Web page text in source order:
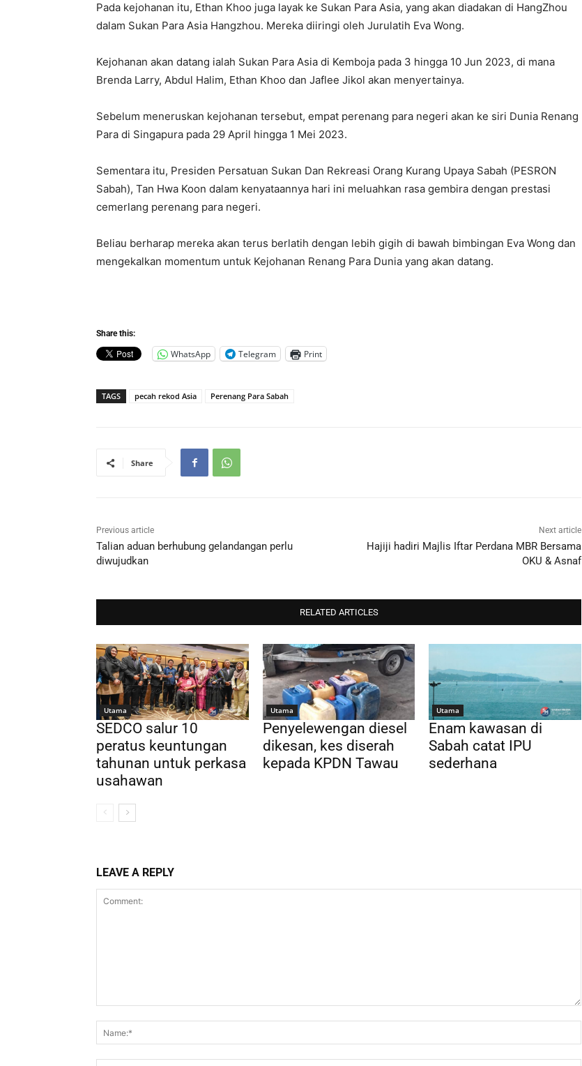
Pada kejohanan itu, Ethan Khoo juga layak ke Sukan Para Asia, yang akan diadakan di HangZhou
dalam Sukan Para Asia Hangzhou. Mereka diiringi oleh Jurulatih Eva Wong.
Kejohanan akan datang ialah Sukan Para Asia di Kemboja pada 3 hingga 10 Jun 2023, di mana
Brenda Larry, Abdul Halim, Ethan Khoo dan Jaflee Jikol akan menyertainya.
Sebelum meneruskan kejohanan tersebut, empat perenang para negeri akan ke siri Dunia Renang
Para di Singapura pada 29 April hingga 1 Mei 2023.
Sementara itu, Presiden Persatuan Sukan Dan Rekreasi Orang Kurang Upaya Sabah (PESRON
Sabah), Tan Hwa Koon dalam kenyataannya hari ini meluahkan rasa gembira dengan prestasi
cemerlang perenang para negeri.
Beliau berharap mereka akan terus berlatih dengan lebih gigih di bawah bimbingan Eva Wong dan
mengekalkan momentum untuk Kejohanan Renang Para Dunia yang akan datang.
Share this:
WhatsApp Telegram Print
TAGS pecah rekod Asia Perenang Para Sabah
Share
Previous article
Talian aduan berhubung gelandangan perlu
diwujudkan
Next article
Hajiji hadiri Majlis Iftar Perdana MBR Bersama
OKU & Asnaf
RELATED ARTICLES
Utama
SEDCO salur 10
peratus keuntungan
tahunan untuk perkasa
usahawan
Utama
Penyelewengan diesel
dikesan, kes diserah
kepada KPDN Tawau
Utama
Enam kawasan di
Sabah catat IPU
sederhana
LEAVE A REPLY